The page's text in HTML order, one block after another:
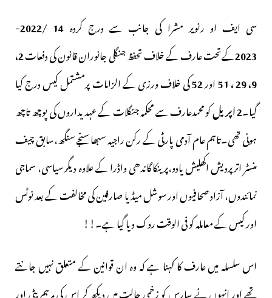
سی ایف او رنویر مشرا کی جانب سے درج کردہ
14 /2022-
2023کےتحت عارف کے خلاف تحفظ جنگلی جانوران قانون کی دفعات 2،
9، 29 ،
51اور52کی خلاف ورزی کے الزامات پرمشتمل کیس درج کیا
گیا۔2 اپریل
کو محمدعارف سے محکمہ جنگلات کے عہدیداروں کی پوچھ تاچھ
ہونی تھی۔تاہم عام آدمی پارٹی کے رکن راجیہ سبھا سنجے سنگھ،سابق چیف
منسٹر اتر پردیش اکھلیش یادو،پرینکا گاندھی واڈرا کے علاوہ دیگر سیاسی، سماجی
نمائندوں، آزاد صحافیوں اور سوشل میڈیا صارفین کی مخالفت کے بعد نوٹس
اور کیس کے معاملہ کو فی الوقت روک دیا گیا ہے۔!!
اس سلسلہ میں عارف کا کہنا ہے کہ وہ ان قوانین کے متعلق نہیں جانتے
تھے اور انہوں نے سارس کو زخمی حالت میں دیکھ کر اس کی مرہم پٹی اور